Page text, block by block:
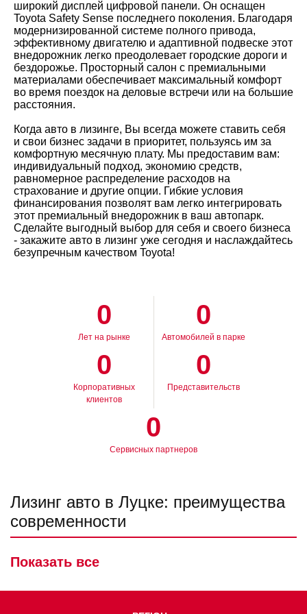
широкий дисплей цифровой панели. Он оснащен
Toyota Safety Sense последнего поколения. Благодаря
модернизированной системе полного привода,
эффективному двигателю и адаптивной подвеске этот
внедорожник легко преодолевает городские дороги и
бездорожье. Просторный салон с премиальными
материалами обеспечивает максимальный комфорт
во время поездок на деловые встречи или на большие
расстояния.
Когда авто в лизинге, Вы всегда можете ставить себя
и свои бизнес задачи в приоритет, пользуясь им за
комфортную месячную плату. Мы предоставим вам:
индивидуальный подход, экономию средств,
равномерное распределение расходов на
страхование и другие опции. Гибкие условия
финансирования позволят вам легко интегрировать
этот премиальный внедорожник в ваш автопарк.
Сделайте выгодный выбор для себя и своего бизнеса
- закажите авто в лизинг уже сегодня и наслаждайтесь
безупречным качеством Toyota!
0
Лет на рынке
0
Автомобилей в парке
0
Корпоративных
клиентов
0
Представительств
0
Сервисных партнеров
Лизинг авто в Луцке: преимущества
современности
отличающееся простотой своего оформления. Это
Показать все